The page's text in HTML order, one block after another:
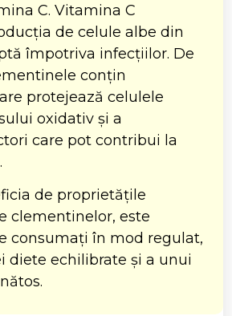
C. Vitamina C
de celule albe din
împotriva infecțiilor. De
conțin
protejează celulele
oxidativ și a
care pot contribui la
de proprietățile
clementinelor, este
consumați în mod regulat,
diete echilibrate și a unui